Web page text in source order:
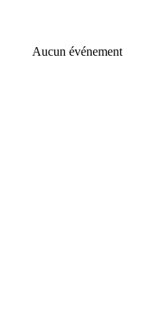
Aucun événement